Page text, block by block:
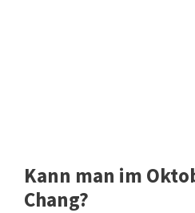
Kann man im
Chang?